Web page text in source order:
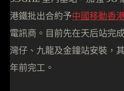
港鐵批出合約予中國移動香
電訊商。目前先在天后站完
灣仔、九龍及金鐘站安裝，
年前完工。